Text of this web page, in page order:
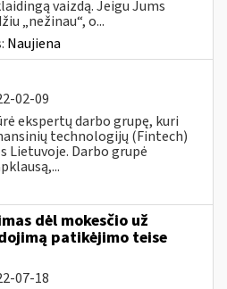
vaizdą. Jeigu Jums
„nežinau“, o...
Naujiena
02-09
ekspertų darbo grupę, kuri
technologijų (Fintech)
Lietuvoje. Darbo grupė
dėl mokesčio už
patikėjimo teise
07-18